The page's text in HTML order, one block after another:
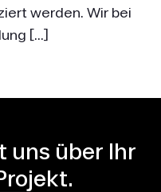
werden. Wir bei
[…]
uns über Ihr